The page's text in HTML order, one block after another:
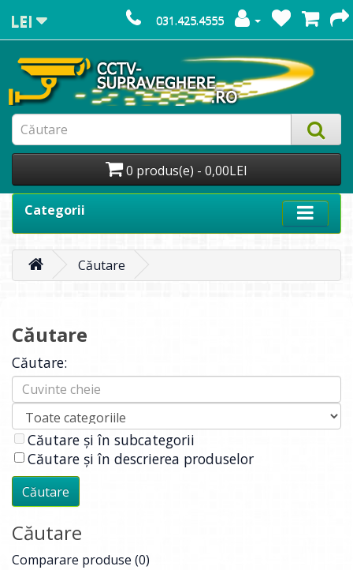
LEI 031.425.4555
0 produs(e) - 0,00LEI
Categorii
Căutare
Căutare
Căutare:
Căutare și în subcategorii
Căutare și în descrierea produselor
Căutare
Comparare produse (0)